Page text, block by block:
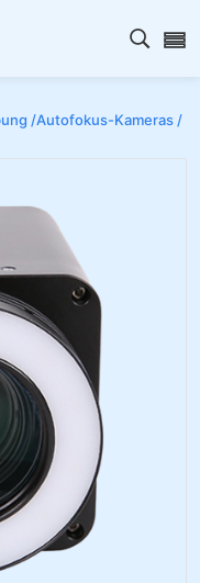
Open
/Autofokus-Kameras /